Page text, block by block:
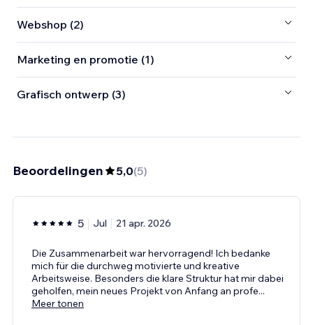
Webshop (2)
Marketing en promotie (1)
Grafisch ontwerp (3)
Beoordelingen 5,0(5)
5 Jul 21 apr. 2026
Die Zusammenarbeit war hervorragend! Ich bedanke
mich für die durchweg motivierte und kreative
Arbeitsweise. Besonders die klare Struktur hat mir dabei
geholfen, mein neues Projekt von Anfang an profe...
Meer tonen